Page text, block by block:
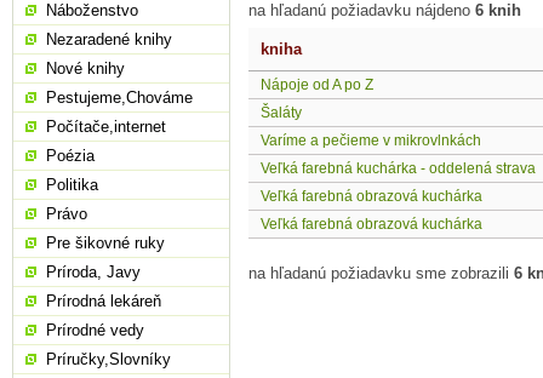
na hľadanú požiadavku nájdeno 6 knih
kniha
Nápoje od A po Z
Šaláty
Varíme a pečieme v mikrovlnkách
Veľká farebná kuchárka - oddelená strava
Veľká farebná obrazová kuchárka
Veľká farebná obrazová kuchárka
na hľadanú požiadavku sme zobrazili 6
Náboženstvo
Nezaradené knihy
Nové knihy
Pestujeme,Chováme
Počítače,internet
Poézia
Politika
Právo
Pre šikovné ruky
Príroda, Javy
Prírodná lekáreň
Prírodné vedy
Príručky,Slovníky